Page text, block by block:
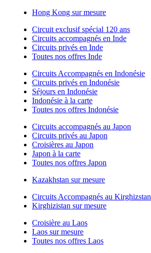
Hong Kong sur mesure
Circuit exclusif spécial 120 ans
Circuits accompagnés en Inde
Circuits privés en Inde
Toutes nos offres Inde
Circuits Accompagnés en Indonésie
Circuits privés en Indonésie
Séjours en Indonésie
Indonésie à la carte
Toutes nos offres Indonésie
Circuits accompagnés au Japon
Circuits privés au Japon
Croisières au Japon
Japon à la carte
Toutes nos offres Japon
Kazakhstan sur mesure
Circuits Accompagnés au Kirghizstan
Kirghizistan sur mesure
Croisière au Laos
Laos sur mesure
Toutes nos offres Laos